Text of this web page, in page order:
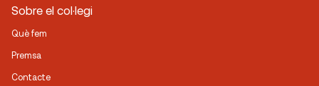
Sobre el col·legi
Què fem
Premsa
Contacte